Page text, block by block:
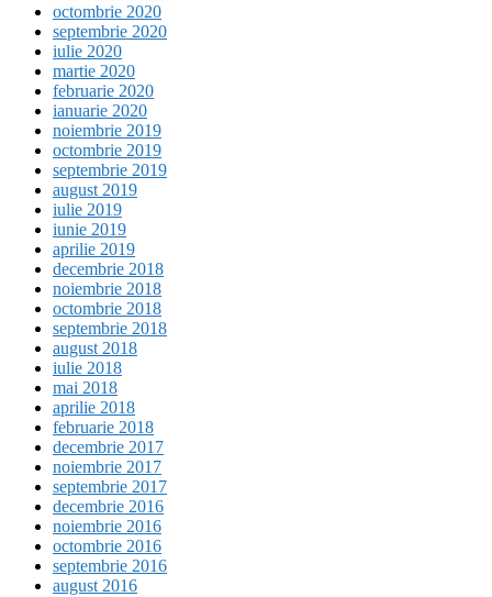
octombrie 2020
septembrie 2020
iulie 2020
martie 2020
februarie 2020
ianuarie 2020
noiembrie 2019
octombrie 2019
septembrie 2019
august 2019
iulie 2019
iunie 2019
aprilie 2019
decembrie 2018
noiembrie 2018
octombrie 2018
septembrie 2018
august 2018
iulie 2018
mai 2018
aprilie 2018
februarie 2018
decembrie 2017
noiembrie 2017
septembrie 2017
decembrie 2016
noiembrie 2016
octombrie 2016
septembrie 2016
august 2016